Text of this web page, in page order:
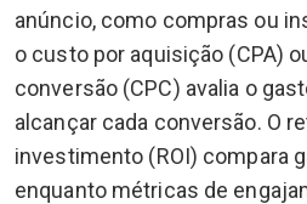
anúncio, como compras ou
o custo por aquisição (CPA)
conversão (CPC) avalia o
alcançar cada conversão. O
investimento (ROI) compara
enquanto métricas de